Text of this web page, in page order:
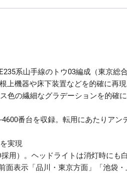
系
結
3
両
ッ
B
個
系山手線のトウ03編成（東京総
上機器や床下装置などを的確に再現
色の繊細なグラデーションを的確
番台を収録。転用にあたりアン
実現
用）。ヘッドライトは消灯時にも
表示「品川・東京方面」「池袋